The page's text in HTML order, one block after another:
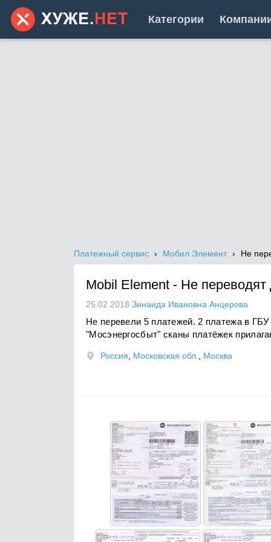
Категории
Платежный сервис Мобил Элемент Не
Mobil Element - Не
25.02.2018 Зинаида Ивановна Анцерова
Не перевели 5 платежей. 2 платежа в
"Мосэнергосбыт" сканы платёжек
Россия Московская обл. Москва